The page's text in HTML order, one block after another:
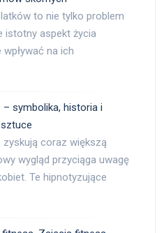
to nie tylko problem
istotny aspekt życia
na ich
– symbolika, historia i
zyskują coraz większą
wygląd przyciąga uwagę
Te hipnotyzujące